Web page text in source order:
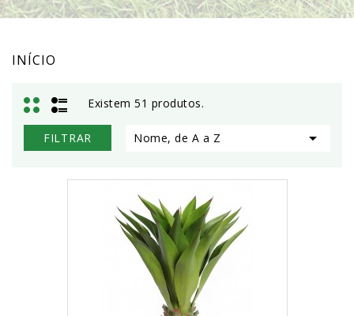
INÍCIO
Existem 51 produtos.
Nome, de A a Z 
FILTRAR